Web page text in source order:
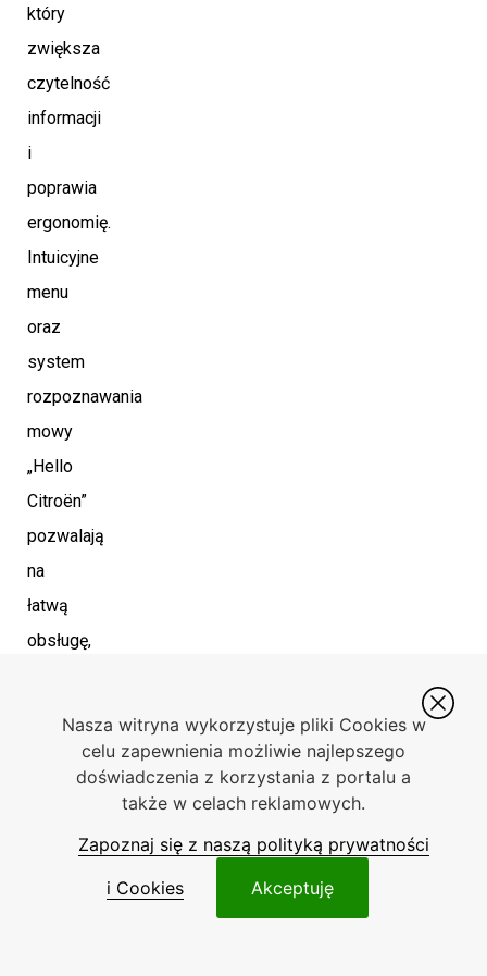
który
zwiększa
czytelność
informacji
i
poprawia
ergonomię.
Intuicyjne
menu
oraz
system
rozpoznawania
mowy
„Hello
Citroën”
pozwalają
na
łatwą
obsługę,
bezpieczeństwo
podczas
Nasza witryna wykorzystuje pliki Cookies w
celu zapewnienia możliwie najlepszego
doświadczenia z korzystania z portalu a
także w celach reklamowych.
Zapoznaj się z naszą polityką prywatności
i Cookies
Akceptuję